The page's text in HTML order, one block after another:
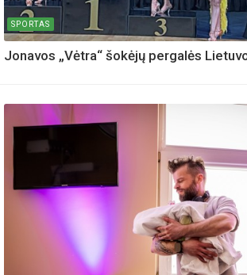
SPORTAS
Jonavos „Vėtra“ šokėjų pergalės